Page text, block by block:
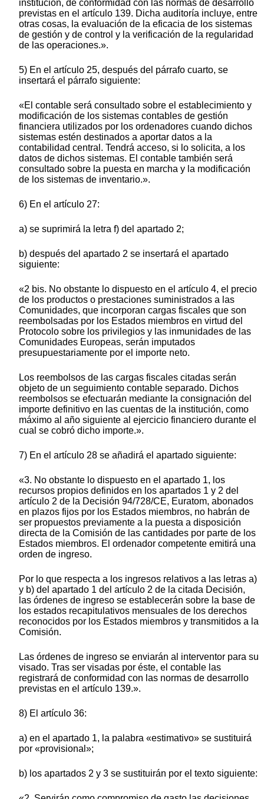
institución, de conformidad con las normas de desarrollo
previstas en el artículo 139. Dicha auditoría incluye, entre
otras cosas, la evaluación de la eficacia de los sistemas
de gestión y de control y la verificación de la regularidad
de las operaciones.».
5) En el artículo 25, después del párrafo cuarto, se
insertará el párrafo siguiente:
«El contable será consultado sobre el establecimiento y
modificación de los sistemas contables de gestión
financiera utilizados por los ordenadores cuando dichos
sistemas estén destinados a aportar datos a la
contabilidad central. Tendrá acceso, si lo solicita, a los
datos de dichos sistemas. El contable también será
consultado sobre la puesta en marcha y la modificación
de los sistemas de inventario.».
6) En el artículo 27:
a) se suprimirá la letra f) del apartado 2;
b) después del apartado 2 se insertará el apartado
siguiente:
«2 bis. No obstante lo dispuesto en el artículo 4, el precio
de los productos o prestaciones suministrados a las
Comunidades, que incorporan cargas fiscales que son
reembolsadas por los Estados miembros en virtud del
Protocolo sobre los privilegios y las inmunidades de las
Comunidades Europeas, serán imputados
presupuestariamente por el importe neto.
Los reembolsos de las cargas fiscales citadas serán
objeto de un seguimiento contable separado. Dichos
reembolsos se efectuarán mediante la consignación del
importe definitivo en las cuentas de la institución, como
máximo al año siguiente al ejercicio financiero durante el
cual se cobró dicho importe.».
7) En el artículo 28 se añadirá el apartado siguiente:
«3. No obstante lo dispuesto en el apartado 1, los
recursos propios definidos en los apartados 1 y 2 del
artículo 2 de la Decisión 94/728/CE, Euratom, abonados
en plazos fijos por los Estados miembros, no habrán de
ser propuestos previamente a la puesta a disposición
directa de la Comisión de las cantidades por parte de los
Estados miembros. El ordenador competente emitirá una
orden de ingreso.
Por lo que respecta a los ingresos relativos a las letras a)
y b) del apartado 1 del artículo 2 de la citada Decisión,
las órdenes de ingreso se establecerán sobre la base de
los estados recapitulativos mensuales de los derechos
reconocidos por los Estados miembros y transmitidos a la
Comisión.
Las órdenes de ingreso se enviarán al interventor para su
visado. Tras ser visadas por éste, el contable las
registrará de conformidad con las normas de desarrollo
previstas en el artículo 139.».
8) El artículo 36:
a) en el apartado 1, la palabra «estimativo» se sustituirá
por «provisional»;
b) los apartados 2 y 3 se sustituirán por el texto siguiente: